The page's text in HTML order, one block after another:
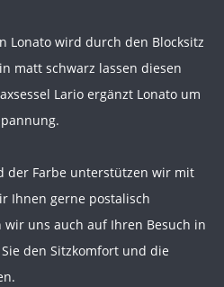
Lonato wird durch den Blocksitz
matt schwarz lassen diesen
Lario ergänzt Lonato um
der Farbe unterstützen wir mit
Ihnen gerne postalisch
uns auch auf Ihren Besuch in
den Sitzkomfort und die